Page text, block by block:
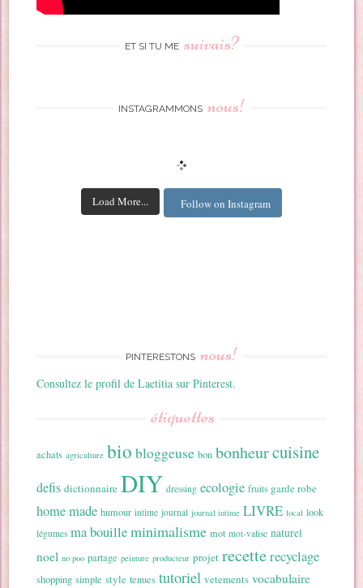
ET SI TU ME suivais?
INSTAGRAMMONS nous!
Load More... Follow on Instagram
PINTERESTONS nous!
Consultez le profil de Laetitia sur Pinterest.
étiquettes
achats agriculture bio bloggeuse bon bonheurcuisine
defis dictionnaire DIY dressing ecologie fruits garde robe
home made humour intime journal journal intime LIVRE local look
légumes ma bouilleminimalisme mot mot-valise naturel
noel no poo partage peinture producteur projet recetterecyclage
shopping simple style tenues tutoriel vetements vocabulaire